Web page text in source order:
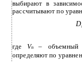
выбирают в
рассчитывают по
D
гдеVп– объемный
определяют по